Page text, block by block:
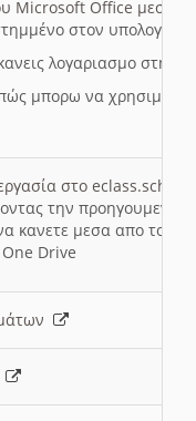
Microsoft Office μεσω
στον
λογαριασμο στη
μπορω να
στο eclass.sch.gr
την
κανετε μεσα απο το
One Drive